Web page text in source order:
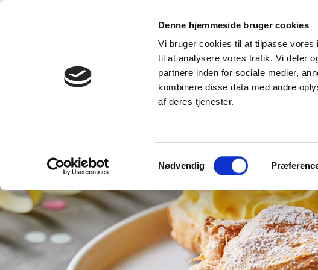
Denne hjemmeside bruger cookies
Vi bruger cookies til at tilpasse vores
til at analysere vores trafik. Vi deler
partnere inden for sociale medier,
kombinere disse data med andre
af deres tjenester.
Samtykkevalg
Nødvendig
TIL FORBRUGERE TIL